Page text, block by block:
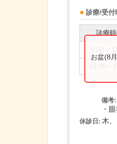
診療/受付
診療
お盆(8
備考:
・
休診日: 木